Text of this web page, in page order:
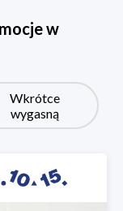
w
Wkrótce
wygasną